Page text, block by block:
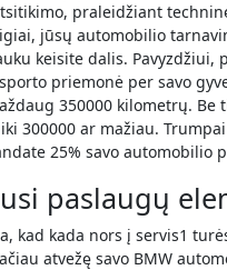
praleidžiant
jūsų automobilio
keisite dalis. Pavyzdžiui,
priemonė per savo
350000 kilometrų. Be
300000 ar mažiau.
25% savo automobilio
paslaugų
kad kada nors į servis1
atvežę savo BMW